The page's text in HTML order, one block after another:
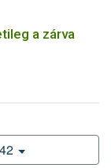
a zárva